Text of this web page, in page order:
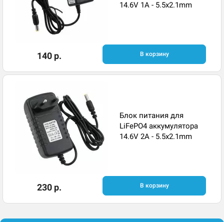
14.6V 1A - 5.5x2.1mm
140 р. В корзину
Блок питания для
LiFePO4 аккумулятора
14.6V 2A - 5.5x2.1mm
230 р. В корзину